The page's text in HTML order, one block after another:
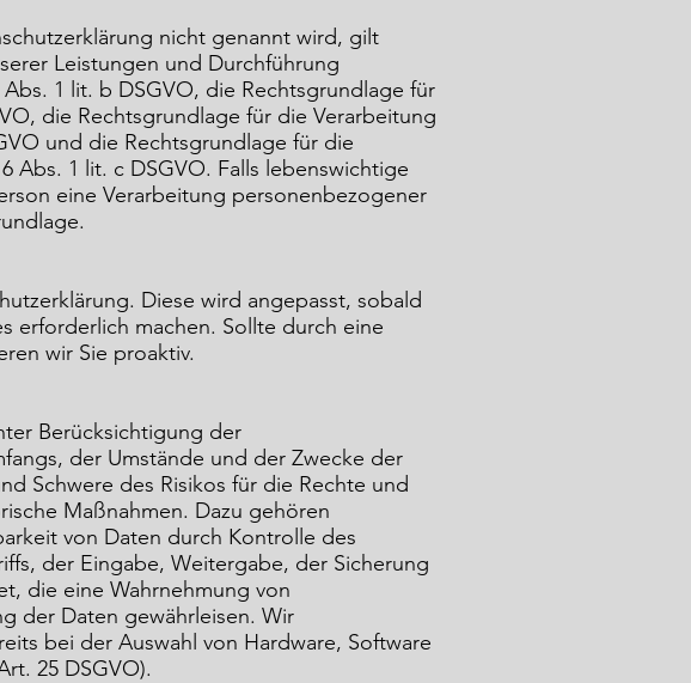
nicht genannt wird, gilt
Leistungen und Durchführung
1 lit. b DSGVO, die Rechtsgrundlage für
die Rechtsgrundlage für die Verarbeitung
und die Rechtsgrundlage für die
Abs. 1 lit. c DSGVO. Falls lebenswichtige
eine Verarbeitung personenbezogener
Diese wird angepasst, sobald
erforderlich machen. Sollte durch eine
wir Sie proaktiv.
Berücksichtigung der
der Umstände und der Zwecke der
Schwere des Risikos für die Rechte und
Maßnahmen. Dazu gehören
von Daten durch Kontrolle des
der Eingabe, Weitergabe, der Sicherung
die eine Wahrnehmung von
der Daten gewährleisen. Wir
bei der Auswahl von Hardware, Software
25 DSGVO).